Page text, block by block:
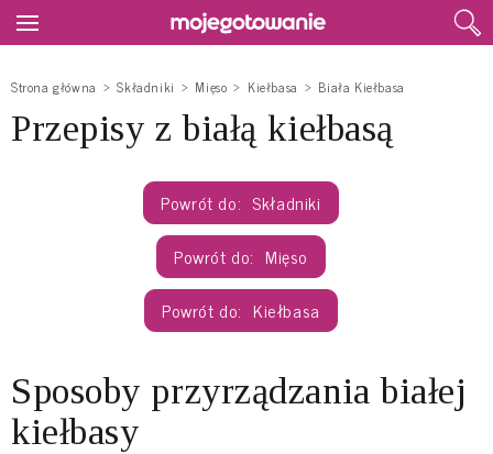
Strona główna Składniki Mięso Kiełbasa Biała Kiełbasa
Przepisy z białą kiełbasą
Składniki
Mięso
Kiełbasa
Sposoby przyrządzania białej
kiełbasy